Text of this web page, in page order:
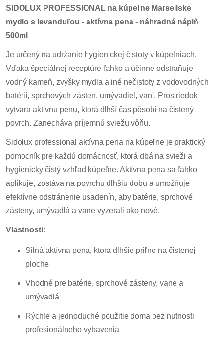
SIDOLUX PROFESSIONAL na kúpeľne Marseilske
mydlo s levanduľou - aktívna pena - náhradná náplň
500ml
Je určený na udržanie hygienickej čistoty v kúpeľniach.
Vďaka špeciálnej receptúre ľahko a účinne odstraňuje
vodný kameň, zvyšky mydla a iné nečistoty z vodovodných
batérií, sprchových zásten, umývadiel, vaní. Prostriedok
vytvára aktívnu penu, ktorá dlhší čas pôsobí na čistený
povrch. Zanecháva príjemnú sviežu vôňu.
Sidolux professional aktívna pena na kúpeľne je praktický
pomocník pre každú domácnosť, ktorá dbá na svieži a
hygienicky čistý vzhľad kúpeľne. Aktívna pena sa ľahko
aplikuje, zostáva na povrchu dlhšiu dobu a umožňuje
efektívne odstránenie usadenín, aby batérie, sprchové
zásteny, umývadlá a vane vyzerali ako nové.
Vlastnosti:
Silná aktívna pena, ktorá dlhšie priľne na čistenej
ploche
Vhodné pre batérie, sprchové zásteny, vane a
umývadlá
Rýchle a jednoduché použitie doma bez nutnosti
profesionálneho vybavenia